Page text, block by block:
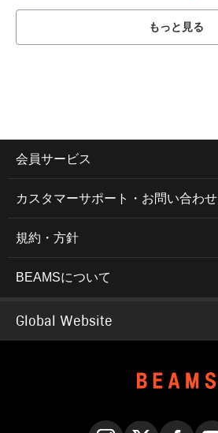
もっと見る
会員サービス
カスタマーサポート・お問い合わせ
規約・方針
BEAMSについて
Global Website